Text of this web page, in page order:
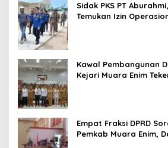
Sidak PKS PT
Temukan Izin
Kawal Pembangunan
Kejari Muara Enim
Empat Fraksi DPRD
Pemkab Muara Enim,